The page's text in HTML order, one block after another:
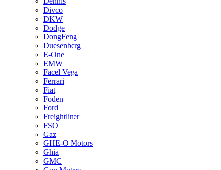
Divco
DKW
Dodge
DongFeng
Duesenberg
E-One
EMW
Facel Vega
Ferrari
Fiat
Foden
Ford
Freightliner
FSO
Gaz
GHE-O Motors
Ghia
GMC